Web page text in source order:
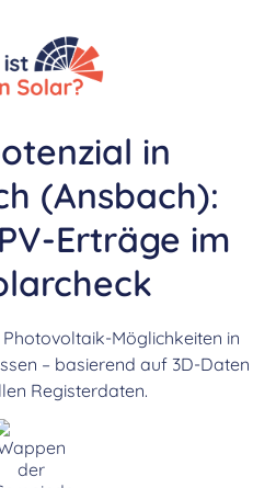
in
(Ansbach):
Erträge im
Möglichkeiten in
– basierend auf 3D-Daten
Registerdaten.